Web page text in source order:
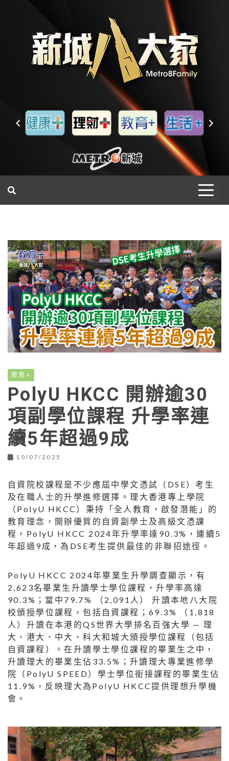
教育+
PolyU HKCC 開辦逾30
項副學位課程 升學率連
續5年超過9成
10/07/2025
自資院校課程是不少應屆中學文憑試（DSE）考生
及在職人士的升學進修選擇。理大香港專上學院
（PolyU HKCC）秉持「全人教育，啟發潛能」的
教育理念，開辦優質的自資副學士及高級文憑課
程，PolyU HKCC 2024年升學率達90.3%，連續5
年超過9成，為DSE考生提供最佳的非聯招途徑。
PolyU HKCC 2024年畢業生升學調查顯示，有
2,623名畢業生升讀學士學位課程，升學率高達
90.3%；當中79.7% （2,091人） 升讀本地八大院
校頒授學位課程，包括自資課程；69.3% （1,818
人）升讀在本港的QS世界大學排名百強大學 — 理
大、港大、中大、科大和城大頒授學位課程（包括
自資課程）。在升讀學士學位課程的畢業生之中，
升讀理大的畢業生佔33.5%；升讀理大專業進修學
院（PolyU SPEED）學士學位銜接課程的畢業生佔
11.9%，反映理大為PolyU HKCC提供理想升學機
會。